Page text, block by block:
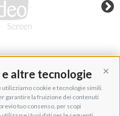
e altre tecnologie
utilizziamo cookie e tecnologie simili.
garantire la fruizione dei contenuti
tuo consenso, per scopi
S.r.l.
Zarga, 50